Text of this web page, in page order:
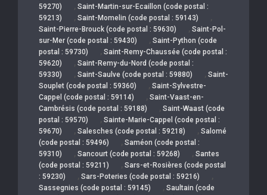
59270)
, Saint-Martin-sur-Ecaillon (code postal :
59213)
, Saint-Momelin (code postal : 59143) ,
Saint-Pierre-Brouck (code postal : 59630) , Saint-Pol-
sur-Mer (code postal : 59430)
, Saint-Python (code
postal : 59730)
, Saint-Remy-Chaussée (code postal :
59620)
, Saint-Remy-du-Nord (code postal :
59330)
, Saint-Saulve (code postal : 59880) , Saint-
Souplet (code postal : 59360)
, Saint-Sylvestre-
Cappel (code postal : 59114)
, Saint-Vaast-en-
Cambrésis (code postal : 59188)
, Saint-Waast (code
postal : 59570)
, Sainte-Marie-Cappel (code postal :
59670)
, Salesches (code postal : 59218) , Salomé
(code postal : 59496)
, Saméon (code postal :
59310)
, Sancourt (code postal : 59268) , Santes
(code postal : 59211)
, Sars-et-Rosières (code postal
: 59230)
, Sars-Poteries (code postal : 59216) ,
Sassegnies (code postal : 59145) , Saultain (code